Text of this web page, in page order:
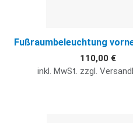
Fußraumbeleuchtung
110,00 €
inkl. MwSt. zzgl.